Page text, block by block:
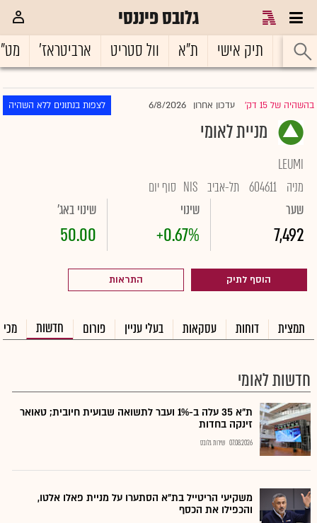
גלובס פיננסי
ראשי תיק אישי ת"א וול סטריט ארביטראז'
בהשהיה של 15 דק' |עדכון אחרון 6/8/2026 לצפות בנתונים ללא השהיה
מניית לאומי
LEUMI
מניה 604611 תל-אביב NIS סוף יום
שער
7,492
שינוי
+0.67%
שינוי באג'
50.00
הוסף לתיק התראות
תמצית דוחות עסקאות בעלי עניין פורום חדשות
חדשות לאומי
ת"א 35 עלה ב-1% ועבר לתשואה שבועית חיובית; טאואר
זינקה בחדות
07.08.2026 שירות גלובס
משקיעי הריטייל בת״א הסתערו על מניית פאלו אלטו,
והכפילו את הכסף